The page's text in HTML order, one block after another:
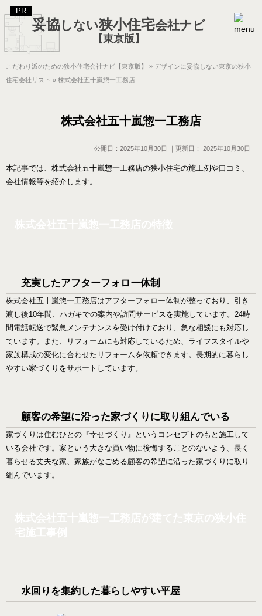
妥協しない狭小住宅会社ナビ
【東京版】
こだわり派のための狭小住宅会社ナビ【東京版】 » デザインに妥協しない東京の狭小
住宅会社リスト » 株式会社五十嵐惣一工務店
株式会社五十嵐惣一工務店
公開日： 2025年10月30日 ｜更新日： 2025年10月30日
本記事では、株式会社五十嵐惣一工務店の狭小住宅の施工例や口コミ、
会社情報等を紹介します。
充実したアフターフォロー体制
株式会社五十嵐惣一工務店はアフターフォロー体制が整っており、引き
渡し後10年間、ハガキでの案内や訪問サービスを実施しています。24時
間電話転送で緊急メンテナンスを受け付けており、急な相談にも対応し
ています。また、リフォームにも対応しているため、ライフスタイルや
家族構成の変化に合わせたリフォームを依頼できます。長期的に暮らし
やすい家づくりをサポートしています。
顧客の希望に沿った家づくりに取り組んでいる
家づくりは住むひとの『幸せづくり』というコンセプトのもと施工して
いる会社です。家という大きな買い物に後悔することのないよう、長く
暮らせる丈夫な家、家族がなごめる顧客の希望に沿った家づくりに取り
組んでいます。
水回りを集約した暮らしやすい平屋